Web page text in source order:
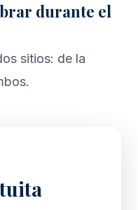
durante el
sitios: de la